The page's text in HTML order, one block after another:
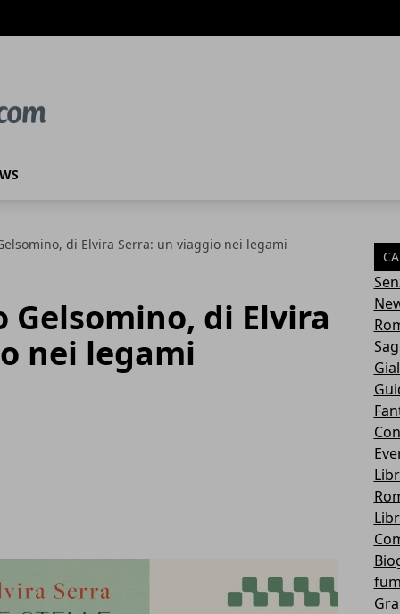
di Elvira Serra: un viaggio nei legami
Gelsomino, di Elvira
nei legami